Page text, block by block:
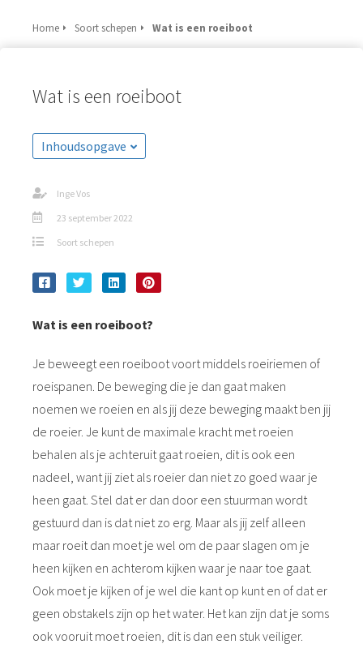
Home Soort schepen Wat is een roeiboot
Wat is een roeiboot
Inhoudsopgave
Inge Vos
23 september 2022
Soort schepen
Wat is een roeiboot?
Je beweegt een roeiboot voort middels roeiriemen of
roeispanen. De beweging die je dan gaat maken
noemen we roeien en als jij deze beweging maakt ben jij
de roeier. Je kunt de maximale kracht met roeien
behalen als je achteruit gaat roeien, dit is ook een
nadeel, want jij ziet als roeier dan niet zo goed waar je
heen gaat. Stel dat er dan door een stuurman wordt
gestuurd dan is dat niet zo erg. Maar als jij zelf alleen
maar roeit dan moet je wel om de paar slagen om je
heen kijken en achterom kijken waar je naar toe gaat.
Ook moet je kijken of je wel die kant op kunt en of dat er
geen obstakels zijn op het water. Het kan zijn dat je soms
ook vooruit moet roeien, dit is dan een stuk veiliger.